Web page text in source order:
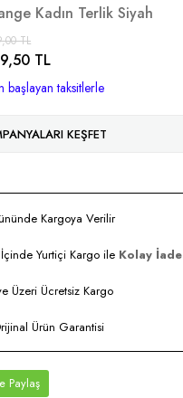
Kadın Terlik Siyah
TL
TL
başlayan taksitlerle
KEŞFET
Kargoya Verilir
Yurtiçi Kargo ile Kolay İade
Üzeri Ücretsiz Kargo
Ürün Garantisi